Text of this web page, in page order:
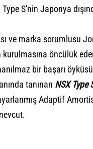
S'nin Japonya
ve marka sorumlusu
kurulmasına öncülük
bir başarı
tanınan NSX Type
Adaptif